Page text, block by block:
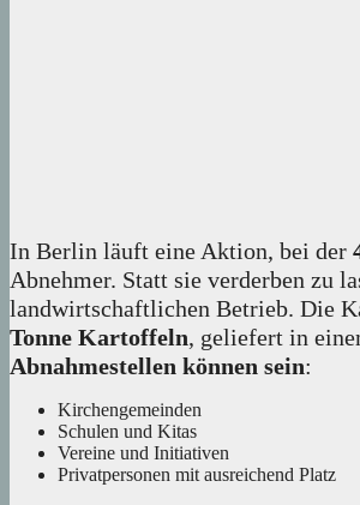
In Berlin läuft eine Aktion, bei der
Abnehmer. Statt sie verderben zu
landwirtschaftlichen Betrieb. Die
Tonne Kartoffeln, geliefert in
Abnahmestellen können sein:
Kirchengemeinden
Schulen und Kitas
Vereine und Initiativen
Privatpersonen mit ausreichend Platz